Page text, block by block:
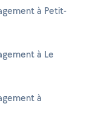
à Petit-
à Le
à